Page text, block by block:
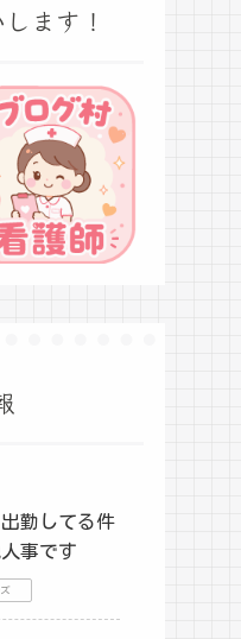
ます！
勤してる件
事です